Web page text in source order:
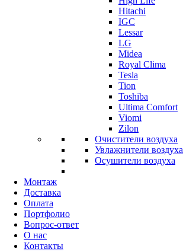
Hitachi
IGC
Lessar
LG
Midea
Royal Clima
Tesla
Tion
Toshiba
Ultima Comfort
Viomi
Zilon
Очистители воздуха
Увлажнители воздуха
Осушители воздуха
Монтаж
Доставка
Оплата
Портфолио
Вопрос-ответ
О нас
Контакты